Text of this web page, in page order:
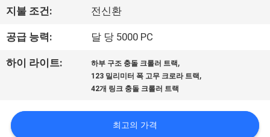
견
학
관
지불 조건: 전신환
공급 능력: 달 당 5000 PC
하이 라이트: 하부 구조 충돌 크롤러 트랙 ,
123 밀리미터 폭 고무 크로라 트랙 ,
42개 링크 충돌 크롤러 트랙
최고의 가격